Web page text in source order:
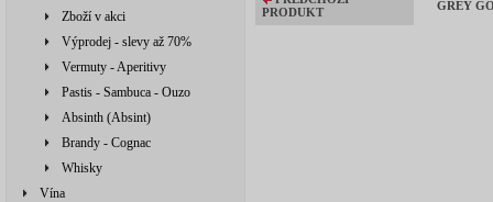
Zboží v akci
Výprodej - slevy až 70%
Vermuty - Aperitivy
Pastis - Sambuca - Ouzo
Absinth (Absint)
Brandy - Cognac
Whisky
Vína
PRODUKT
GREY